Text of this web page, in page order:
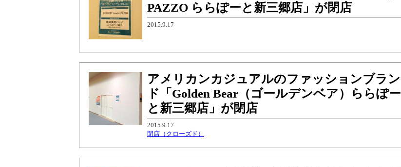
PAZZO ららぽーと新三郷店」が閉店
2015.9.17
アメリカンカジュアルのファッションブラン
ド「Golden Bear（ゴールデンベア）ららぽー
と新三郷店」が閉店
2015.9.17
閉店（クローズド）